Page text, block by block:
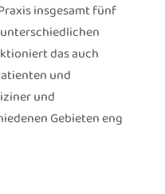
insgesamt fünf
das auch
und
und
Gebieten eng